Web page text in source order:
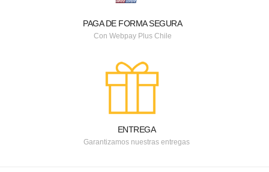
PAGA DE FORMA SEGURA
Con Webpay Plus Chile
ENTREGA
Garantizamos nuestras entregas